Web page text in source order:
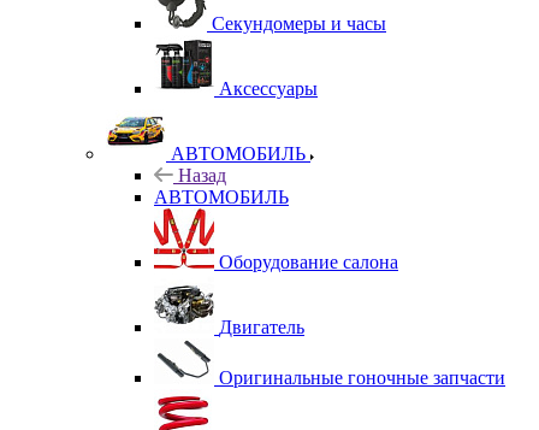
Секундомеры и часы
Аксессуары
АВТОМОБИЛЬ
Назад
АВТОМОБИЛЬ
Оборудование салона
Двигатель
Оригинальные гоночные запчасти